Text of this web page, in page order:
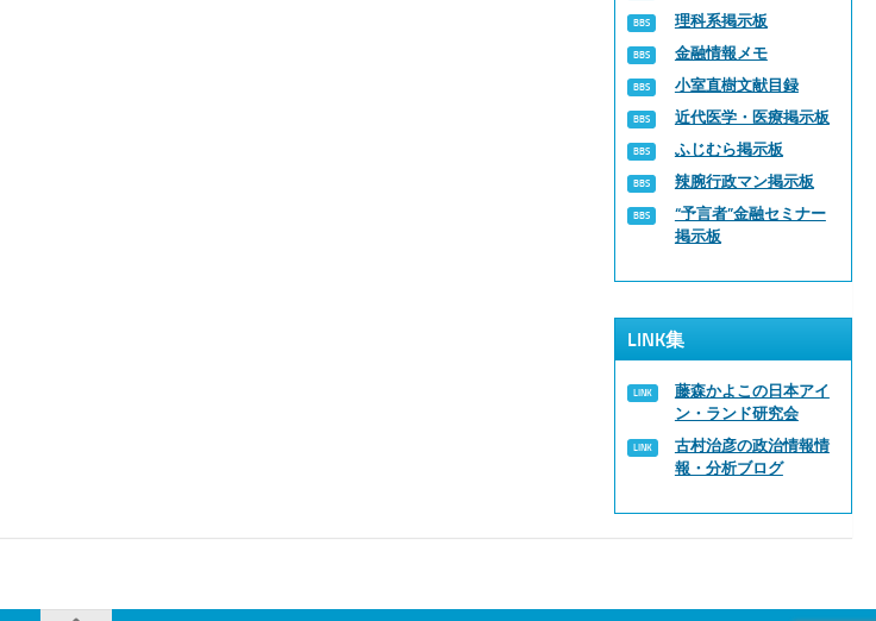
理科系掲示板
金融情報メモ
小室直樹文献目録
近代医学・医療掲示板
ふじむら掲示板
辣腕行政マン掲示板
“予言者”金融セミナー
掲示板
LINK集
藤森かよこの日本アイ
ン・ランド研究会
古村治彦の政治情報情
報・分析ブログ